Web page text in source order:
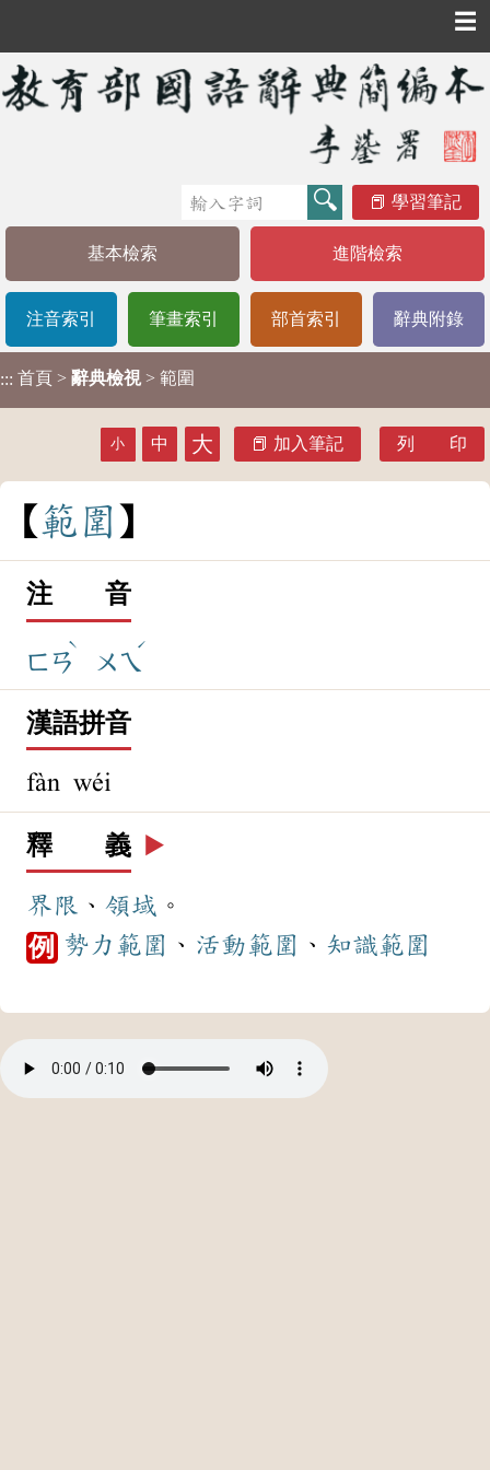
☰
學習筆記
基本檢索 進階檢索
注音索引 筆畫索引 部首索引 辭典附錄
::: 首頁 > 辭典檢視 > 範圍
小 中 大 加入筆記 列 印
範 圍
注 音
ㄈㄢ
ˋ
ㄨㄟ
ˊ
漢語拼音
fàn wéi
釋 義 ▶️
界限 、 領域 。
例 勢力 範圍 、 活動範圍 、 知識範圍